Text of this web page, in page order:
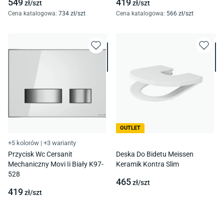
549zł/szt
Cena katalogowa: 734 zł/szt
419zł/szt
Cena katalogowa: 566 zł/szt
+5 kolorów | +3 warianty
Przycisk Wc Cersanit
Mechaniczny Movi Ii Biały K97-
528
419zł/szt
OUTLET
Deska Do Bidetu Meissen
Keramik Kontra Slim
465zł/szt